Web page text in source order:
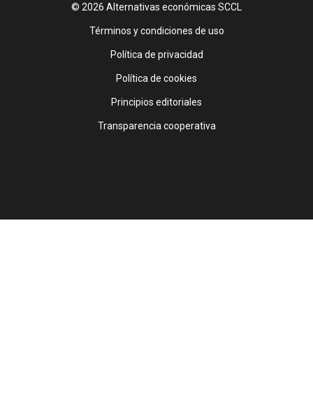
© 2026 Alternativas económicas SCCL
Footer
Términos y condiciones de uso
Política de privacidad
Política de cookies
Principios editoriales
Transparencia cooperativa